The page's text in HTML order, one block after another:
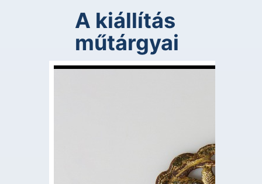
A kiállítás
műtárgyai